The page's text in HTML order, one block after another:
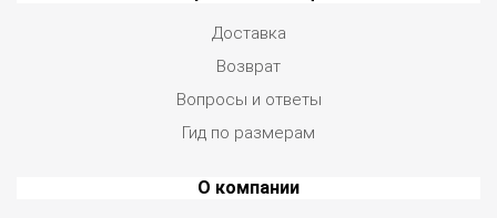
Доставка
Возврат
Вопросы и ответы
Гид по размерам
О компании